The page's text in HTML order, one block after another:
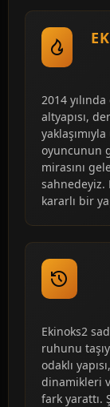
2014
altyapısı,
oyuncunun
mirasını
sahnedeyiz.
kararlı bir
Ekinoks2
ruhunu
odaklı
dinamikleri
fark yarattı.